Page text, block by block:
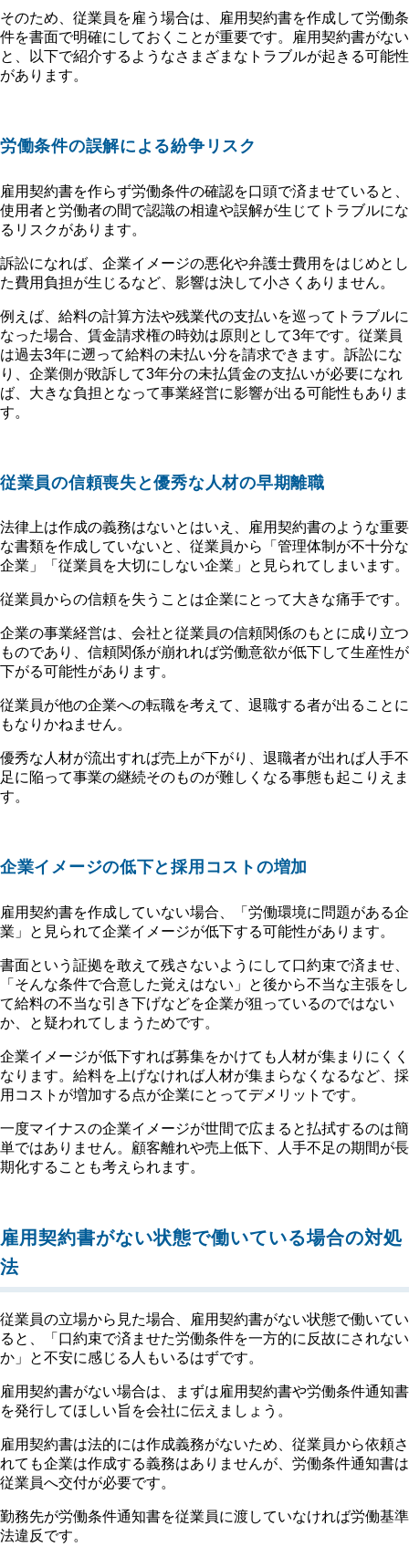
そのため、従業員を雇う場合は、雇用契約書を作成して労働条
件を書面で明確にしておくことが重要です。雇用契約書がない
と、以下で紹介するようなさまざまなトラブルが起きる可能性
があります。
労働条件の誤解による紛争リスク
雇用契約書を作らず労働条件の確認を口頭で済ませていると、
使用者と労働者の間で認識の相違や誤解が生じてトラブルにな
るリスクがあります。
訴訟になれば、企業イメージの悪化や弁護士費用をはじめとし
た費用負担が生じるなど、影響は決して小さくありません。
例えば、給料の計算方法や残業代の支払いを巡ってトラブルに
なった場合、賃金請求権の時効は原則として3年です。従業員
は過去3年に遡って給料の未払い分を請求できます。訴訟にな
り、企業側が敗訴して3年分の未払賃金の支払いが必要になれ
ば、大きな負担となって事業経営に影響が出る可能性もありま
す。
従業員の信頼喪失と優秀な人材の早期離職
法律上は作成の義務はないとはいえ、雇用契約書のような重要
な書類を作成していないと、従業員から「管理体制が不十分な
企業」「従業員を大切にしない企業」と見られてしまいます。
従業員からの信頼を失うことは企業にとって大きな痛手です。
企業の事業経営は、会社と従業員の信頼関係のもとに成り立つ
ものであり、信頼関係が崩れれば労働意欲が低下して生産性が
下がる可能性があります。
従業員が他の企業への転職を考えて、退職する者が出ることに
もなりかねません。
優秀な人材が流出すれば売上が下がり、退職者が出れば人手不
足に陥って事業の継続そのものが難しくなる事態も起こりえま
す。
企業イメージの低下と採用コストの増加
雇用契約書を作成していない場合、「労働環境に問題がある企
業」と見られて企業イメージが低下する可能性があります。
書面という証拠を敢えて残さないようにして口約束で済ませ、
「そんな条件で合意した覚えはない」と後から不当な主張をし
て給料の不当な引き下げなどを企業が狙っているのではない
か、と疑われてしまうためです。
企業イメージが低下すれば募集をかけても人材が集まりにくく
なります。給料を上げなければ人材が集まらなくなるなど、採
用コストが増加する点が企業にとってデメリットです。
一度マイナスの企業イメージが世間で広まると払拭するのは簡
単ではありません。顧客離れや売上低下、人手不足の期間が長
期化することも考えられます。
雇用契約書がない状態で働いている場合の対処
法
従業員の立場から見た場合、雇用契約書がない状態で働いてい
ると、「口約束で済ませた労働条件を一方的に反故にされない
か」と不安に感じる人もいるはずです。
雇用契約書がない場合は、まずは雇用契約書や労働条件通知書
を発行してほしい旨を会社に伝えましょう。
雇用契約書は法的には作成義務がないため、従業員から依頼さ
れても企業は作成する義務はありませんが、労働条件通知書は
従業員へ交付が必要です。
勤務先が労働条件通知書を従業員に渡していなければ労働基準
法違反です。